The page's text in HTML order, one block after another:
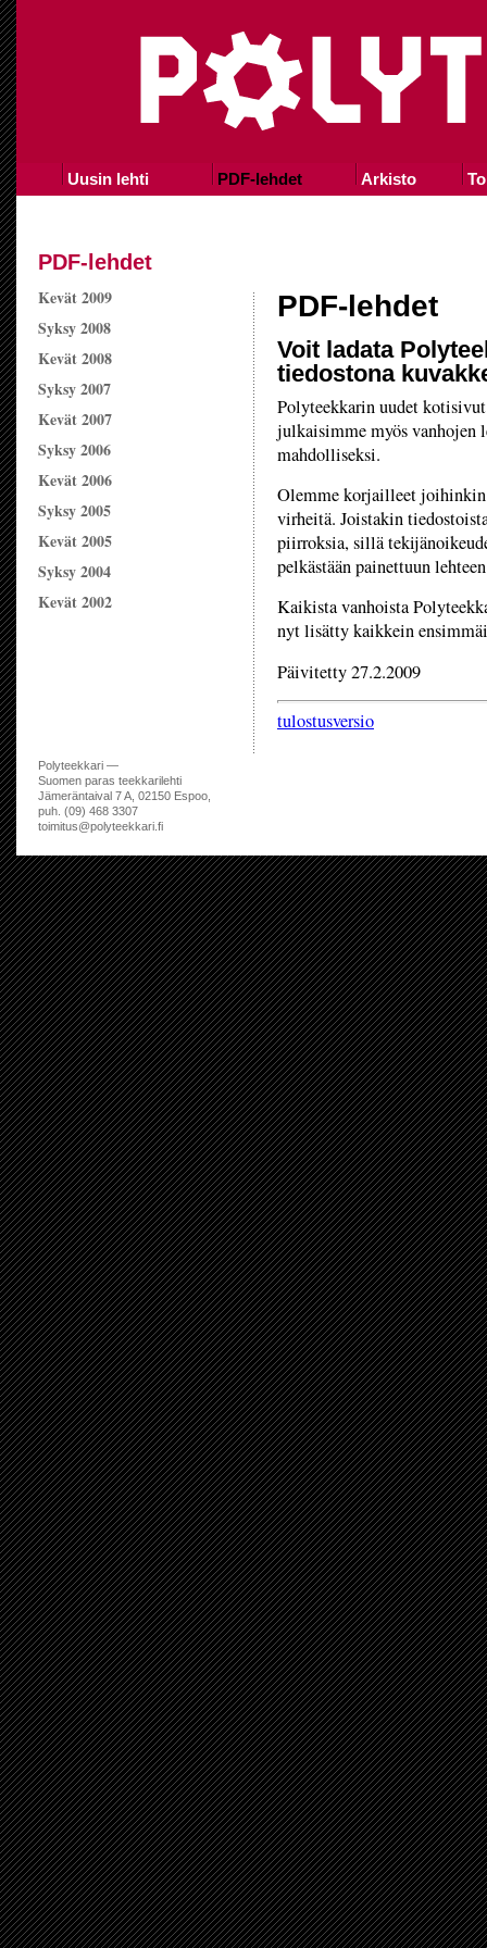
Uusin lehti PDF-lehdet Arkisto
PDF-lehdet
Kevät 2009
Syksy 2008
Kevät 2008
Syksy 2007
Kevät 2007
Syksy 2006
Kevät 2006
Syksy 2005
Kevät 2005
Syksy 2004
Kevät 2002
PDF-lehdet
Voit ladata
tiedostona
Polyteekkarin uudet
julkaisimme myös vanhojen
mahdolliseksi.
Olemme korjailleet
virheitä. Joistakin
piirroksia, sillä
pelkästään painettuun
Kaikista vanhoista
nyt lisätty kaikkein
Päivitetty 27.2.2009
tulostusversio
Polyteekkari —
Suomen paras teekkarilehti
Jämeräntaival 7 A, 02150 Espoo,
puh. (09) 468 3307
toimitus@polyteekkari.fi